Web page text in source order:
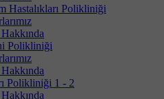
Hastalıkları Polikliniği
Polikliniği
Polikliniği 1 - 2